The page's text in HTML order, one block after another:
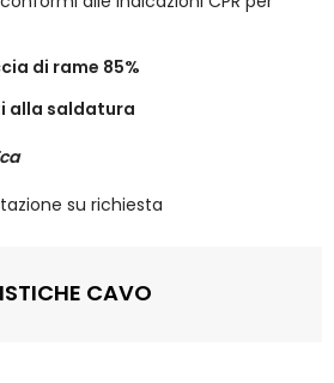
di rame 85%
alla saldatura
su richiesta
CAVO